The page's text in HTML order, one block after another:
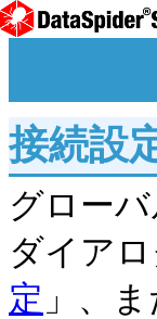
接続設
グロー
ダイア
定 」、